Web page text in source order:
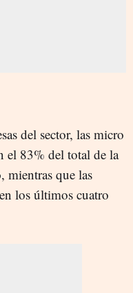
del sector, las micro
el 83% del total de la
mientras que las
los últimos cuatro